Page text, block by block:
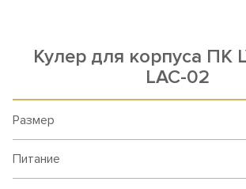
Кулер для корпуса ПК
LAC-02
Размер
Питание